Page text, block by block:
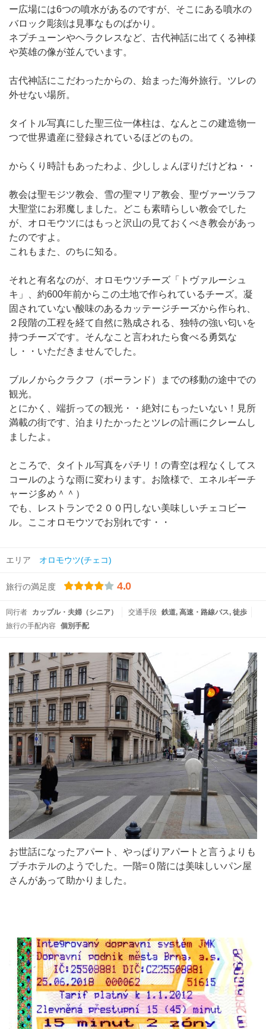
ー広場には6つの噴水があるのですが、そこにある噴水の
バロック彫刻は見事なものばかり。
ネプチューンやヘラクレスなど、古代神話に出てくる神様
や英雄の像が並んでいます。
古代神話にこだわったからの、始まった海外旅行。ツレの
外せない場所。
タイトル写真にした聖三位一体柱は、なんとこの建造物一
つで世界遺産に登録されているほどのもの。
からくり時計もあったわよ、少ししょんぼりだけどね・・
教会は聖モジツ教会、雪の聖マリア教会、聖ヴァーツラフ
大聖堂にお邪魔しました。どこも素晴らしい教会でした
が、オロモウツにはもっと沢山の見ておくべき教会があっ
たのですよ。
これもまた、のちに知る。
それと有名なのが、オロモウツチーズ「トヴァルーシュ
キ」、約600年前からこの土地で作られているチーズ。凝
固されていない酸味のあるカッテージチーズから作られ、
２段階の工程を経て自然に熟成される、独特の強い匂いを
持つチーズです。そんなこと言われたら食べる勇気な
し・・いただきませんでした。
ブルノからクラクフ（ポーランド）までの移動の途中での
観光。
とにかく、端折っての観光・・絶対にもったいない！見所
満載の街です、泊まりたかったとツレの計画にクレームし
ましたよ。
ところで、タイトル写真をパチリ！の青空は程なくしてス
コールのような雨に変わります。お陰様で、エネルギーチ
ャージ多め＾＾）
でも、レストランで２００円しない美味しいチェコビー
ル。ここオロモウツでお別れです・・
エリア オロモウツ(チェコ)
旅行の満足度 4.0
同行者 カップル・夫婦（シニア） 交通手段 鉄道 高速・路線バス 徒歩
旅行の手配内容
個別手配
お世話になったアパート、やっぱりアパートと言うよりも
プチホテルのようでした。一階=０階には美味しいパン屋
さんがあって助かりました。